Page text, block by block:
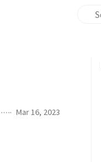
Mar 16, 2023